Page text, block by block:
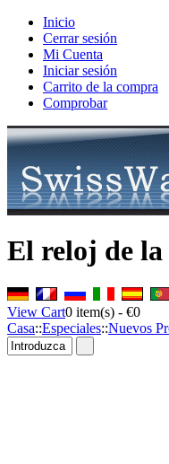
Inicio
Cerrar sesión
Mi Cuenta
Iniciar sesión
Carrito de la compra
Comprobar
El reloj de
View Cart0 item(s) - €0
Casa::Especiales::Nuevos